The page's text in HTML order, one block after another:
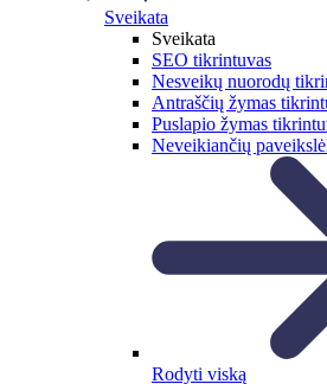
Sveikata
Sveikata
SEO tikrintuvas
Nesveikų nuorodų
Antraščių žymas
Puslapio žymas
Neveikiančių
Rodyti viską